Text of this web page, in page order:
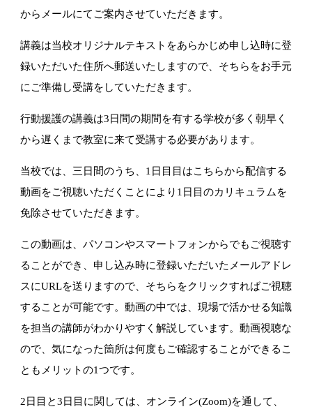
からメールにてご案内させていただきます。
講義は当校オリジナルテキストをあらかじめ申し込時に登
録いただいた住所へ郵送いたしますので、 そちらをお手元
にご準備し受講をしていただきます。
行動援護の講義は3日間の期間を有する学校が多く朝早く
から遅くまで教室に来て受講する必要があります。
当校では、三日間のうち、 1日目目はこちらから配信する
動画をご視聴いただくことにより1日 目のカリキュラムを
免除させていただきます。
この動画は、 パソコンやスマートフォンからでもご視聴す
ることができ、 申し込み時に登録いただいたメールアドレ
スにURLを送りますので、そちらをクリックすればご視聴
することが可能です。 動画の中では、 現場で活かせる知識
を担当の講師がわかりやすく解説しています。 動画視聴な
ので、 気になった箇所は何度もご確認することができるこ
ともメリットの1つです。
2日目と3日目に関しては、オンライン(Zoom)を通して、